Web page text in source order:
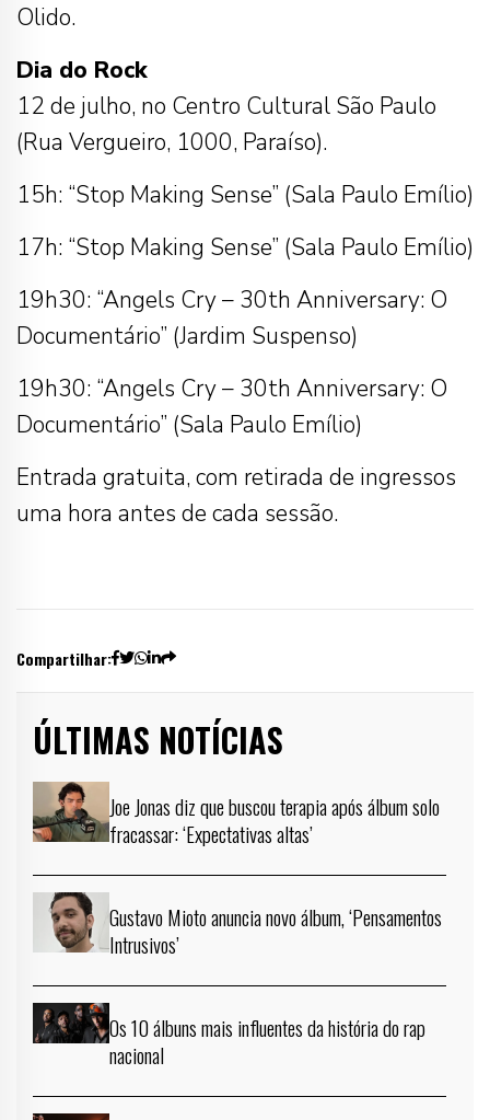
Olido.
Dia do Rock
12 de julho, no Centro Cultural São Paulo
(Rua Vergueiro, 1000, Paraíso).
15h: “Stop Making Sense” (Sala Paulo Emílio)
17h: “Stop Making Sense” (Sala Paulo Emílio)
19h30: “Angels Cry – 30th Anniversary: O
Documentário” (Jardim Suspenso)
19h30: “Angels Cry – 30th Anniversary: O
Documentário” (Sala Paulo Emílio)
Entrada gratuita, com retirada de ingressos
uma hora antes de cada sessão.
Compartilhar:
ÚLTIMAS NOTÍCIAS
Joe Jonas diz que buscou terapia após álbum solo
fracassar: ‘Expectativas altas’
Gustavo Mioto anuncia novo álbum, ‘Pensamentos
Intrusivos’
Os 10 álbuns mais influentes da história do rap
nacional